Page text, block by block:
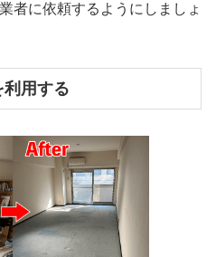
者に依頼するようにしましょ
用する